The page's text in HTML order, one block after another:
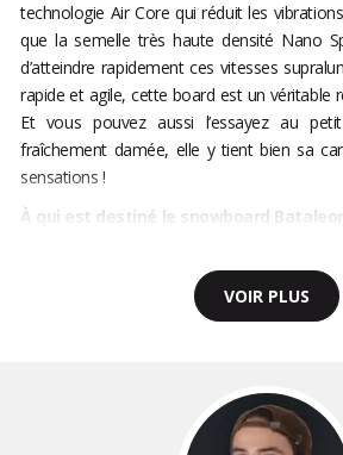
technologie Air Core qui réduit les
que la semelle très haute densité Nano
d’atteindre rapidement ces vitesses
rapide et agile, cette board est un véritable
Et vous pouvez aussi l’essayez au
fraîchement damée, elle y tient bien sa
sensations !
À qui est destiné le snowboard
VOIR PLUS